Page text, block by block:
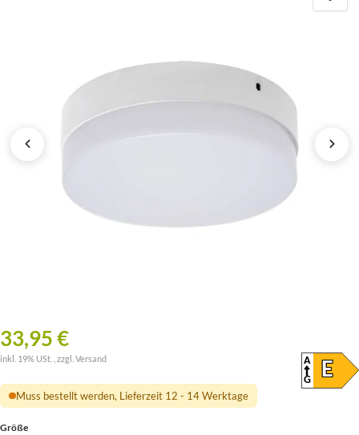
33,95 €
A
G
E
inkl. 19% USt. , zzgl. Versand
Muss bestellt werden, Lieferzeit 12 - 14 Werktage
Größe